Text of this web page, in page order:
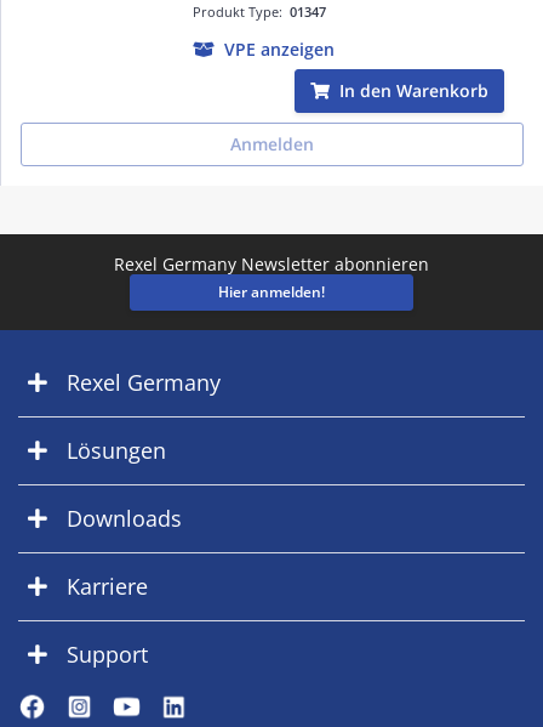
Produkt Type:01347
VPE anzeigen
In den Warenkorb
Anmelden
Rexel Germany Newsletter abonnieren
Hier anmelden!
Rexel Germany
Lösungen
Downloads
Karriere
Support